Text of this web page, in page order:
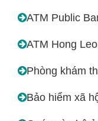
ATM Public
ATM Hong
Phòng khám
Bảo hiểm xã